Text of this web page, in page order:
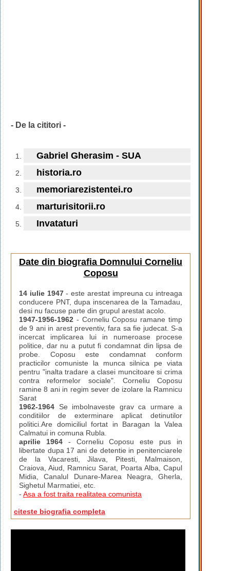
- De la cititori -
Gabriel Gherasim - SUA
historia.ro
memoriarezistentei.ro
marturisitorii.ro
Invataturi
Date din biografia Domnului Corneliu
Coposu
14 iulie 1947- este arestat impreuna cu intreaga
conducere PNT, dupa inscenarea de la Tamadau,
desi nu facuse parte din grupul arestat acolo.
1947-1956-1962 - Corneliu Coposu ramane timp
de 9 ani in arest preventiv, fara sa fie judecat. S-a
incercat implicarea lui in numeroase procese
politice, dar nu a putut fi condamnat din lipsa de
probe. Coposu este condamnat conform
practicilor comuniste la munca silnica pe viata
pentru "inalta tradare a clasei muncitoare si crima
contra reformelor sociale". Corneliu Coposu
ramine 8 ani in regim sever de izolare la Ramnicu
Sarat
1962-1964 Se imbolnaveste grav ca urmare a
conditiilor de exterminare aplicat detinutilor
politici.Are domiciliul fortat in Baragan la Valea
Calmatui in comuna Rubla.
aprilie 1964- Corneliu Coposu este pus in
libertate dupa 17 ani de detentie in penitenciarele
de la Vacaresti, Jilava, Pitesti, Malmaison,
Craiova, Aiud, Ramnicu Sarat, Poarta Alba, Capul
Midia, Canalul Dunare-Marea Neagra, Gherla,
Sighetul Marmatiei, etc.
- Asa a fost traita realitatea comunista
citeste biografia completa